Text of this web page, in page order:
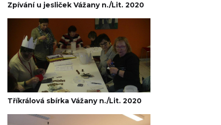
Zpívání u jesliček Vážany n./Lit. 2020
Tříkrálová sbírka Vážany n./Lit. 2020